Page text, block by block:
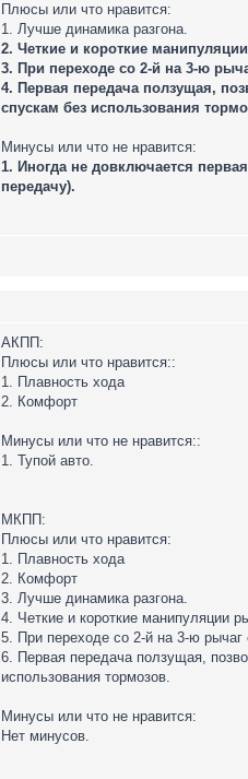
Плюсы или что нравится:
1. Лучше динамика разгона.
2. Четкие и короткие
3. При переходе со 2-й на 3-ю
4. Первая передача ползущая,
спускам без использования
Минусы или что не нравится:
1. Иногда не довключается
передачу).
АКПП:
Плюсы или что нравится::
1. Плавность хода
2. Комфорт
Минусы или что не нравится::
1. Тупой авто.
МКПП:
Плюсы или что нравится:
1. Плавность хода
2. Комфорт
3. Лучше динамика разгона.
4. Четкие и короткие манипуляции
5. При переходе со 2-й на 3-ю
6. Первая передача ползущая,
использования тормозов.
Минусы или что не нравится:
Нет минусов.